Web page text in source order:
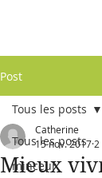
Post
Tous les posts
minceur
Tous les posts
Mieux
Catherine
15 nov. 2017